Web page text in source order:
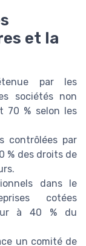
et la
par les
sociétés non
70 % selon les
contrôlées par
% des droits de
dans le
cotées
à 40 % du
un comité de